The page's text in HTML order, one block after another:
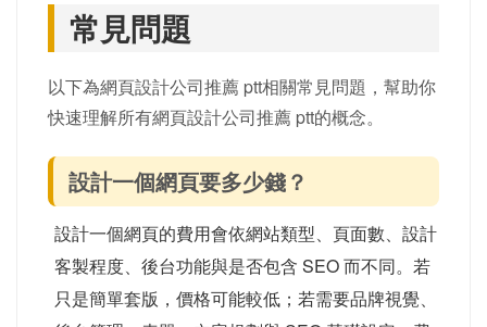
常見問題
以下為網頁設計公司推薦 ptt相關常見問題，幫助你
快速理解所有網頁設計公司推薦 ptt的概念。
設計一個網頁要多少錢？
設計一個網頁的費用會依網站類型、頁面數、設計
客製程度、後台功能與是否包含 SEO 而不同。若
只是簡單套版，價格可能較低；若需要品牌視覺、